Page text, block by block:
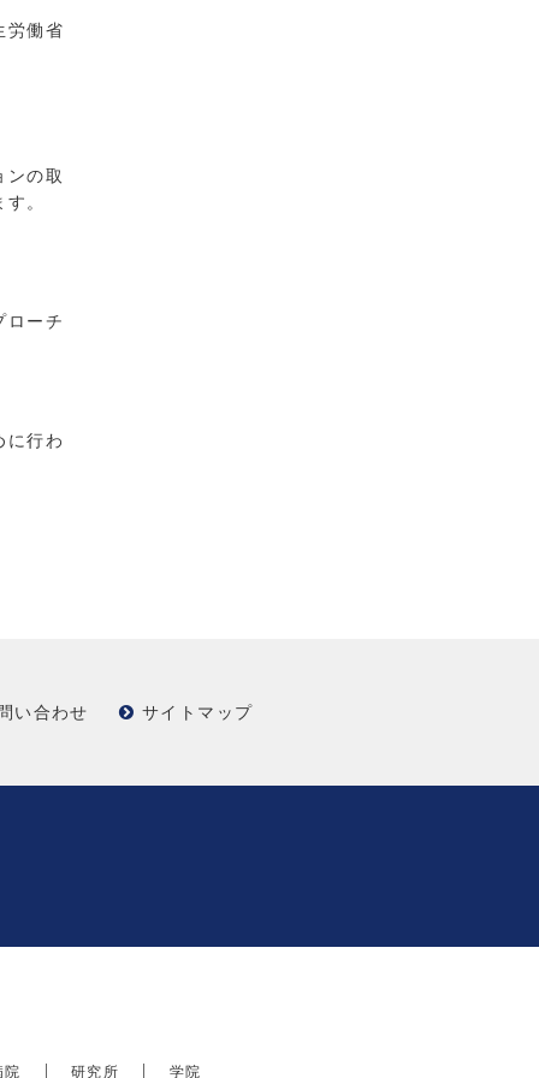
労働省
ンの取
。
ローチ
に行わ
い合わせ サイトマップ
院 研究所 学院